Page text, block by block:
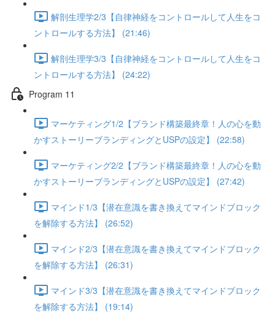
解剖生理学2/3【自律神経をコントロールして人生をコ
ントロールする方法】 (21:46)
解剖生理学3/3【自律神経をコントロールして人生をコ
ントロールする方法】 (24:22)
Program 11
マーケティング1/2【ブランド構築最終章！人の心を動
かすストーリーブランディングとUSPの設定】 (22:58)
マーケティング2/2【ブランド構築最終章！人の心を動
かすストーリーブランディングとUSPの設定】 (27:42)
マインド1/3【潜在意識を書き換えてマインドブロック
を解除する方法】 (26:52)
マインド2/3【潜在意識を書き換えてマインドブロック
を解除する方法】 (26:31)
マインド3/3【潜在意識を書き換えてマインドブロック
を解除する方法】 (19:14)